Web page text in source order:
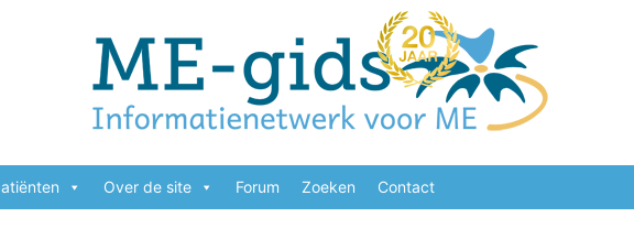
Over de site Forum Zoeken Contact